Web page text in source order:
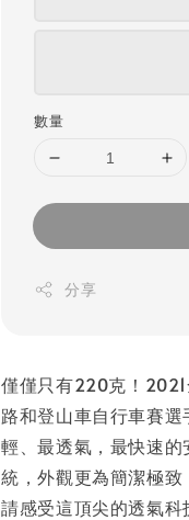
數量
分享
僅僅只有220克！2021
路和登山車自行車賽
輕、最透氣，最快速
統，外觀更為簡潔極
請感受這頂尖的透氣科